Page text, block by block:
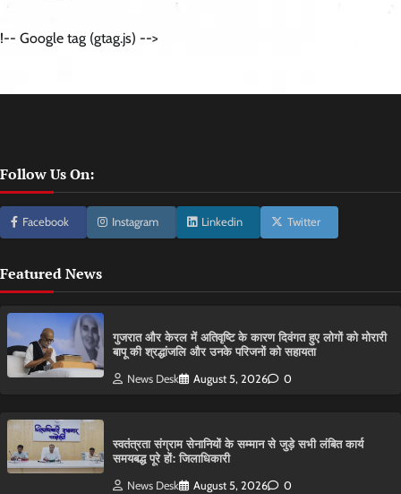
!-- Google tag (gtag.js) -->
Follow Us On:
Facebook Instagram Linkedin Twitter
Featured News
गुजरात और केरल में अतिवृष्टि के कारण दिवंगत हुए लोगों को मोरारी
बापू की श्रद्धांजलि और उनके परिजनों को सहायता
News Desk August 5, 2026 0
स्वतंत्रता संग्राम सेनानियों के सम्मान से जुड़े सभी लंबित कार्य
समयबद्ध पूरे हों: जिलाधिकारी
News Desk August 5, 2026 0